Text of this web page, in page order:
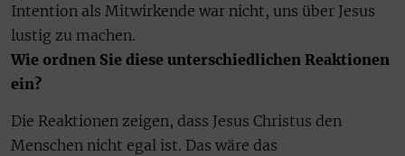
Intention als Mitwirkende war nicht, uns über Jesus
lustig zu machen.
Wie ordnen Sie diese unterschiedlichen Reaktionen
ein?
Die Reaktionen zeigen, dass Jesus Christus den
Menschen nicht egal ist. Das wäre das